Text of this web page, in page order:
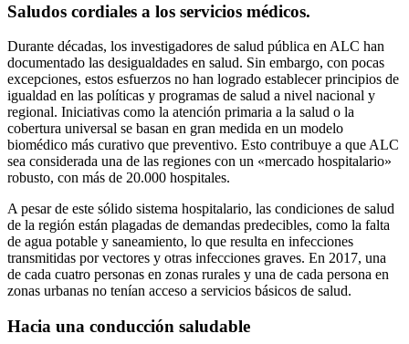
Saludos cordiales a los servicios médicos.
Durante décadas, los investigadores de salud pública en ALC han
documentado las desigualdades en salud. Sin embargo, con pocas
excepciones, estos esfuerzos no han logrado establecer principios de
igualdad en las políticas y programas de salud a nivel nacional y
regional. Iniciativas como la atención primaria a la salud o la
cobertura universal se basan en gran medida en un modelo
biomédico más curativo que preventivo. Esto contribuye a que ALC
sea considerada una de las regiones con un «mercado hospitalario»
robusto, con más de 20.000 hospitales.
A pesar de este sólido sistema hospitalario, las condiciones de salud
de la región están plagadas de demandas predecibles, como la falta
de agua potable y saneamiento, lo que resulta en infecciones
transmitidas por vectores y otras infecciones graves. En 2017, una
de cada cuatro personas en zonas rurales y una de cada persona en
zonas urbanas no tenían acceso a servicios básicos de salud.
Hacia una conducción saludable